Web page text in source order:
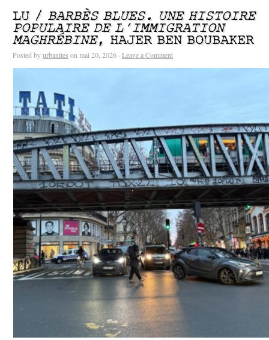
LU / BARBÈS BLUES. UNE HISTOIRE
POPULAIRE DE L’IMMIGRATION
MAGHRÉBINE, HAJER BEN BOUBAKER
Posted byurbanites on mai 20, 2026 · Leave a Comment